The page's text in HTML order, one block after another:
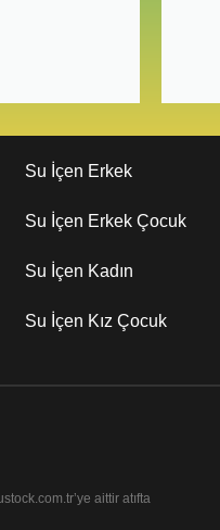
Su İçen Erkek
Su İçen Erkek Çocuk
Su İçen Kadın
Su İçen Kız Çocuk
aittir atıfta